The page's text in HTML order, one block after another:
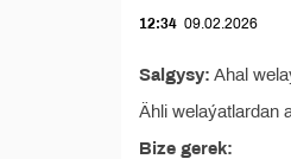
12:34 09.02.2026
Salgysy: Ahal
Ähli welaýatlardan
Bize gerek: